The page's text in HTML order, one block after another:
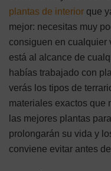
plantas de interior que
mejor: necesitas muy
consiguen en cualquier
está al alcance de
habías trabajado con
verás los tipos de
materiales exactos que
las mejores plantas
prolongarán su vida y
conviene evitar antes